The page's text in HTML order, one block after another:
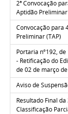
2ª Convocação
Aptidão Preliminar
Convocação para
Preliminar (TAP)
Portaria nº192,
- Retificação do
de 02 de março
Aviso de
Resultado Final
Classificação